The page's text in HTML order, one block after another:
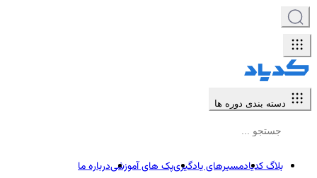
دسته بندی دوره ها
بلاگ کدیادمسیرهای یادگیریپک های آموزشیدرباره ما